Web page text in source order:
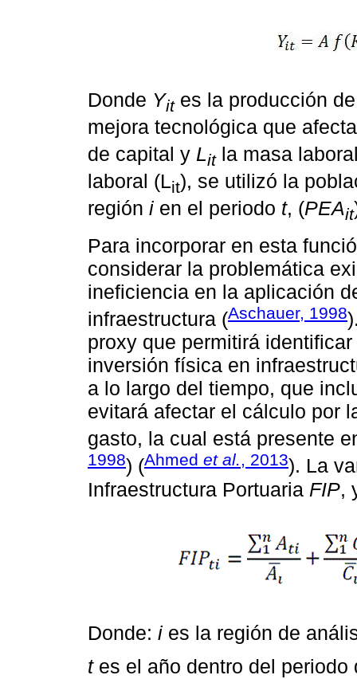
Donde Yites la producción
mejora tecnológica que
de capital y L itla masa
laboral (L it), se utilizó la
región i en el periodo t, (PEAit
Para incorporar en esta
considerar la problemática
ineficiencia en la aplicación
infraestructura (Aschauer, 1998
proxy que permitirá
inversión física en
a lo largo del tiempo, que
evitará afectar el cálculo por
gasto, la cual está presente
1998) (Ahmed et al., 2013). La
Infraestructura Portuaria FIP,
Donde: i es la región de
tes el año dentro del periodo